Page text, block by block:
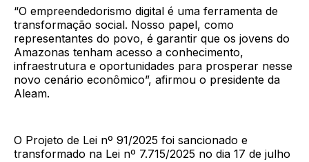
“O empreendedorismo digital é uma ferramenta de
transformação social. Nosso papel, como
representantes do povo, é garantir que os jovens do
Amazonas tenham acesso a conhecimento,
infraestrutura e oportunidades para prosperar nesse
novo cenário econômico”, afirmou o presidente da
Aleam.
O Projeto de Lei nº 91/2025 foi sancionado e
transformado na Lei nº 7.715/2025 no dia 17 de julho